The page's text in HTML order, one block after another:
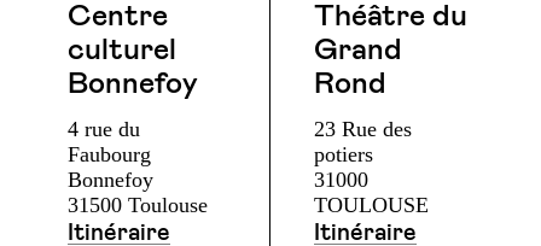
Centre
culturel
Bonnefoy
4 rue du
Faubourg
Bonnefoy
31500 Toulouse
Itinéraire
Théâtre du
Grand
Rond
23 Rue des
potiers
31000
TOULOUSE
Itinéraire